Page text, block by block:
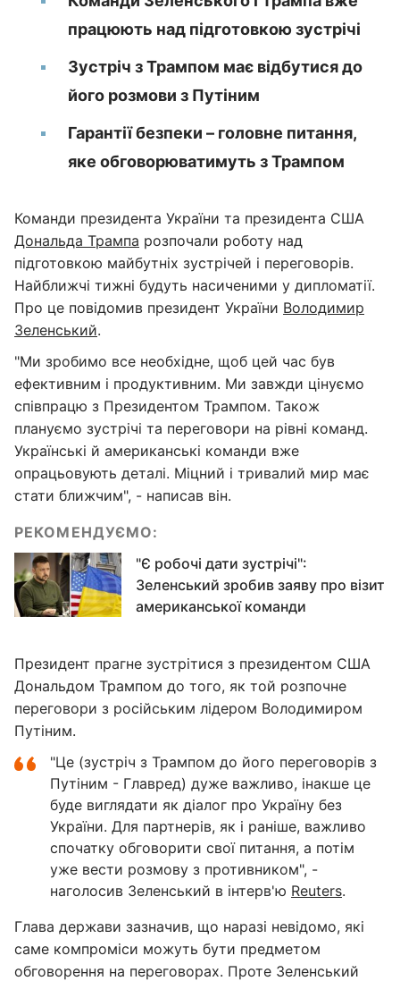
працюють над підготовкою зустрічі
Зустріч з Трампом має відбутися до
його розмови з Путіним
Гарантії безпеки – головне питання,
яке обговорюватимуть з Трампом
Команди президента України та президента США
Дональда Трампа розпочали роботу над
підготовкою майбутніх зустрічей і переговорів.
Найближчі тижні будуть насиченими у дипломатії.
Про це повідомив президент України Володимир
Зеленський.
"Ми зробимо все необхідне, щоб цей час був
ефективним і продуктивним. Ми завжди цінуємо
співпрацю з Президентом Трампом. Також
плануємо зустрічі та переговори на рівні команд.
Українські й американські команди вже
опрацьовують деталі. Міцний і тривалий мир має
стати ближчим", - написав він.
РЕКОМЕНДУЄМО:
"Є робочі дати зустрічі":
Зеленський зробив заяву про візит
американської команди
Президент прагне зустрітися з президентом США
Дональдом Трампом до того, як той розпочне
переговори з російським лідером Володимиром
Путіним.
"Це (зустріч з Трампом до його переговорів з
Путіним - Главред) дуже важливо, інакше це
буде виглядати як діалог про Україну без
України. Для партнерів, як і раніше, важливо
спочатку обговорити свої питання, а потім
уже вести розмову з противником", -
наголосив Зеленський в інтерв'ю Reuters.
Глава держави зазначив, що наразі невідомо, які
саме компроміси можуть бути предметом
обговорення на переговорах. Проте Зеленський